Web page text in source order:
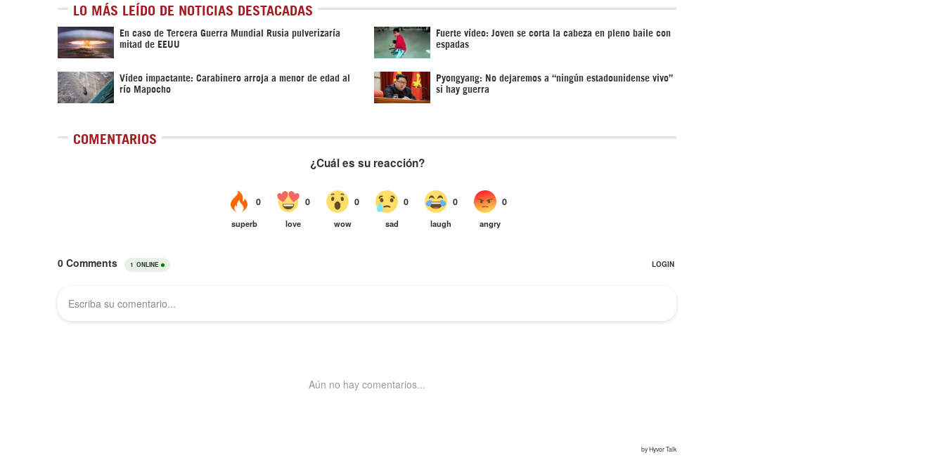
LO MÁS LEÍDO DE NOTICIAS DESTACADAS
En caso de Tercera Guerra Mundial Rusia pulverizaría
mitad de EEUU
Fuerte vídeo: Joven se corta la cabeza en pleno baile con
espadas
Vídeo impactante: Carabinero arroja a menor de edad al
río Mapocho
Pyongyang: No dejaremos a “ningún estadounidense vivo”
si hay guerra
COMENTARIOS